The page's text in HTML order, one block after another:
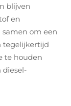
blijven
en
om een
tegelijkertijd
te houden
diesel-